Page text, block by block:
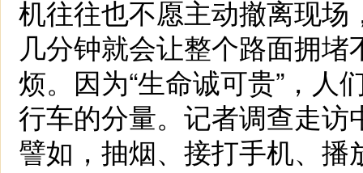
机往往也不愿主动撤离现
几分钟就会让整个路面拥
烦。因为“生命诚可贵”，人
行车的分量。记者调查走
譬如，抽烟、接打手机、